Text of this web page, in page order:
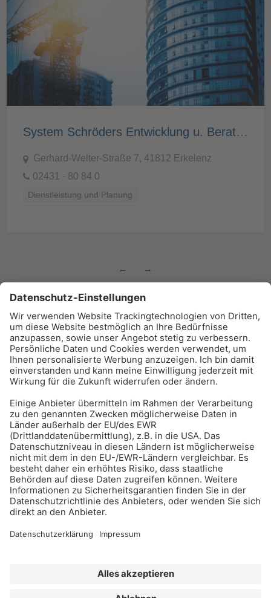
System Schröders Entwicklung u. Beratung GmbH
Gerhard-Welter-Straße 7, 41812 Erkelenz
02431 - 80 84 0
Dienstleistung und Planung
← →
BAU-Index Newsletter
Erhalten Sie regelmäßig Benachrichtigungen zu den
Zur Anmeldung
Meistgelesen:Bauwerksabdichtung
Impressum Bildrechte
Widerrufsrecht für Verbraucher
Erklärung zur Barrierefreiheit